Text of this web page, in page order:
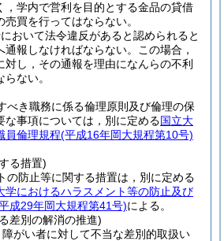
，学内で営利を目的とする金品の貸借
買を行ってはならない。
おいて法令違反があると認められると
報しなければならない。
この場合，
対し，その通報を理由になんらの不利
ない。
べき職務に係る倫理原則及び倫理の保
な事項については，別に定める国立大
員倫理規程(平成16年岡大規程第10号)
る措置)
の防止等に関する措置は，別に定める
学におけるハラスメント等の防止及び
成29年岡大規程第41号)による。
差別の解消の推進)
がい者に対して不当な差別的取扱い